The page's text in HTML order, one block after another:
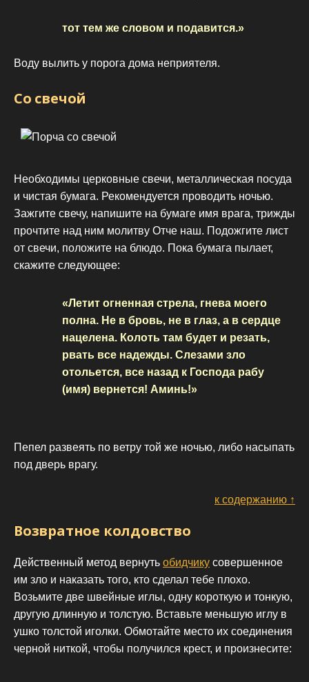
тот тем же словом и подавится.»
Воду вылить у порога дома неприятеля.
Со свечой
Необходимы церковные свечи, металлическая посуда
и чистая бумага. Рекомендуется проводить ночью.
Зажгите свечу, напишите на бумаге имя врага, трижды
прочтите над ним молитву Отче наш. Подожгите лист
от свечи, положите на блюдо. Пока бумага пылает,
скажите следующее:
«Летит огненная стрела, гнева моего
полна. Не в бровь, не в глаз, а в сердце
нацелена. Колоть там будет и резать,
рвать все надежды. Слезами зло
отольется, все назад к Господа рабу
(имя) вернется! Аминь!»
Пепел развеять по ветру той же ночью, либо насыпать
под дверь врагу.
к содержанию ↑
Возвратное колдовство
Действенный метод вернуть обидчику совершенное
им зло и наказать того, кто сделал тебе плохо.
Возьмите две швейные иглы, одну короткую и тонкую,
другую длинную и толстую. Вставьте меньшую иглу в
ушко толстой иголки. Обмотайте место их соединения
черной ниткой, чтобы получился крест, и произнесите: